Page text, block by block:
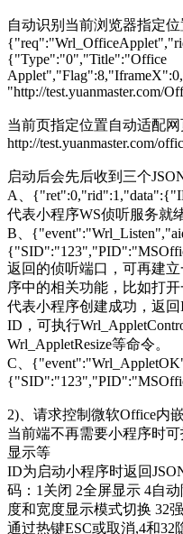
自动识别当前浏览器指定
{"Type":"0","Title":"Office
"http://test.yuanmaster.com/
当前页指定位置自动适配
http://test.yuanmaster.com/
启动后会先后收到三个
A、
代表小程序WS侦听服务就
B、
返回的侦听端口，可再建立
序中的相关功能，比如打开
代表小程序创建成功，返
ID，可执行
Wrl_AppletResize等命令。
C、
2)、请求控制微软Office内
当前端不再需要小程序时
显示等
ID为启动小程序时返回
码：1关闭 2全屏显示 4自
度和宽度显示模式切换 32
通过热键ESC或取消,4和32